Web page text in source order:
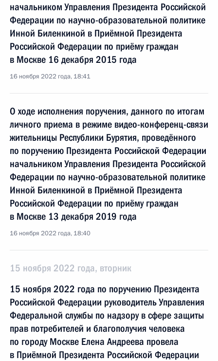
начальником Управления Президента Российской
Федерации по научно-образовательной политике
Инной Биленкиной в Приёмной Президента
Российской Федерации по приёму граждан
в Москве 16 декабря 2015 года
16 ноября 2022 года, 18:41
О ходе исполнения поручения, данного по итогам
личного приема в режиме видео-конференц-связи
жительницы Республики Бурятия, проведённого
по поручению Президента Российской Федерации
начальником Управления Президента Российской
Федерации по научно-образовательной политике
Инной Биленкиной в Приёмной Президента
Российской Федерации по приёму граждан
в Москве 13 декабря 2019 года
16 ноября 2022 года, 18:40
15 ноября 2022 года, вторник
15 ноября 2022 года по поручению Президента
Российской Федерации руководитель Управления
Федеральной службы по надзору в сфере защиты
прав потребителей и благополучия человека
по городу Москве Елена Андреева провела
в Приёмной Президента Российской Федерации